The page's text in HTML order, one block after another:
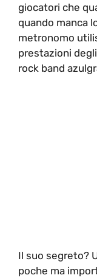
giocatori che
quando manca
metronomo
prestazioni
rock band
Il suo segreto?
poche ma